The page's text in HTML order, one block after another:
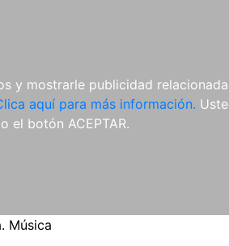
y mostrarle publicidad
aquí para más información.
el botón ACEPTAR.
REVISTAS
CDS Y
DVDS
MATERIAL
Música